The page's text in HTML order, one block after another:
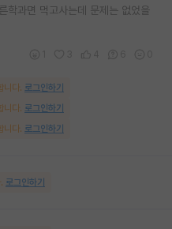
학과면 먹고사는데 문제는 없었을
니다. 로그인하기
니다. 로그인하기
니다. 로그인하기
로그인하기